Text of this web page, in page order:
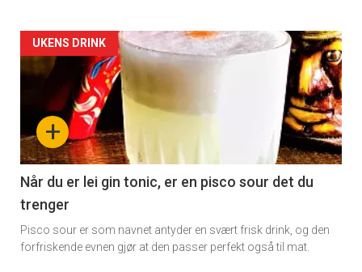
Artikler
detail
section
11
Dagens
rett
+
UKENS DRINK
Når du er lei gin tonic, er en pisco sour det du
trenger
Pisco sour er som navnet antyder en svært frisk drink, og den
forfriskende evnen gjør at den passer perfekt også til mat.